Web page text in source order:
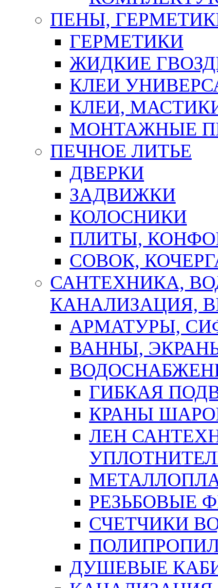
ПЕНЫ,
ГЕРМЕТИКИ
ЖИДКИЕ
КЛЕИ
КЛЕИ,
МОНТАЖНЫЕ
ПЕЧНОЕ ЛИТЬЕ
ДВЕРКИ
ЗАДВИЖКИ
КОЛОСНИКИ
ПЛИТЫ,
СОВОК,
САНТЕХНИКА,
КАНАЛИЗАЦИЯ,
АРМАТУРЫ,
ВАННЫ,
ГИБКАЯ
КРАНЫ
ЛЕН
РЕЗЬБОВЫЕ
СЧЕТЧИКИ
ДУШЕВЫЕ